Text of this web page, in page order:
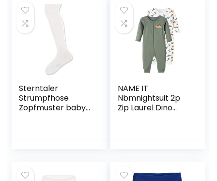
Sterntaler
Strumpfhose
Zopfmuster baby-
NAME IT
Nbmnightsuit 2p
Zip Laurel Dino